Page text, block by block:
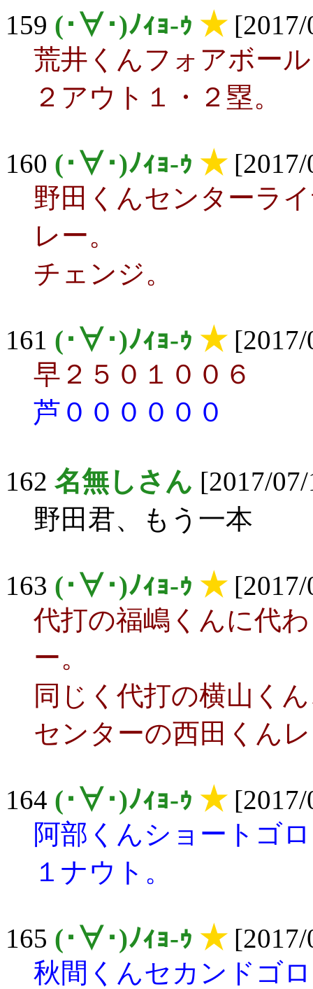
159 (･∀･)ﾉｨｮ-ｩ ★[2017/
荒井くんフォアボー
２アウト１・２塁。
160 (･∀･)ﾉｨｮ-ｩ ★[2017/
野田くんセンターラ
レー。
チェンジ。
161 (･∀･)ﾉｨｮ-ｩ ★[2017/
早２５０１００６
芦００００００
162 名無しさん [2017/
野田君、もう一本
163 (･∀･)ﾉｨｮ-ｩ ★[2017/
代打の福嶋くんに代
ー。
同じく代打の横山く
センターの西田くん
164 (･∀･)ﾉｨｮ-ｩ ★[2017/
阿部くんショートゴ
１ナウト。
165 (･∀･)ﾉｨｮ-ｩ ★[2017/
秋間くんセカンドゴ